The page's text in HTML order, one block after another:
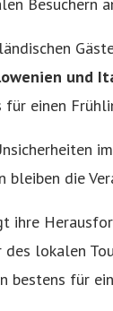
und
einen
bleiben die
ihre
lokalen
bestens für